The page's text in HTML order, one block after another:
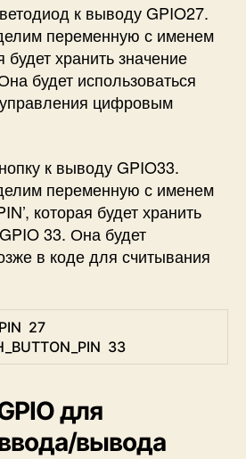
к выводу GPIO27.
переменную с именем
будет хранить значение
будет использоваться
цифровым
к выводу GPIO33.
переменную с именем
которая будет хранить
33. Она будет
в коде для считывания
27
33
для
вывода